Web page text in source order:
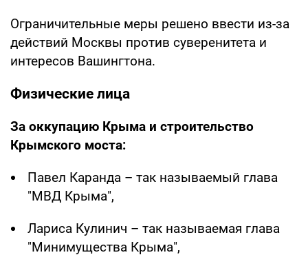
Ограничительные меры решено ввести из-за
действий Москвы против суверенитета и
интересов Вашингтона.
Физические лица
За оккупацию Крыма и строительство
Крымского моста:
Павел Каранда – так называемый глава
"МВД Крыма",
Лариса Кулинич – так называемая глава
"Минимущества Крыма",